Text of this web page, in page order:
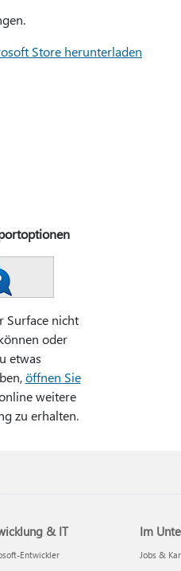
Store herunterladen
Surface nicht
oder
etwas
öffnen Sie
weitere
zu erhalten.
& IT
Entwickler
Im
Jobs &